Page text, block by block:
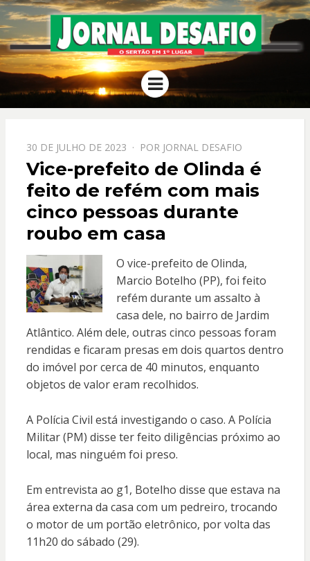
JORNAL
DESAFIO
O Sertão em 1º Lugar
Menu
PPOSTADO
EM
30 DE JULHO DE 2023 POR JORNAL DESAFIO
Vice-prefeito de Olinda é
feito de refém com mais
cinco pessoas durante
roubo em casa
O vice-prefeito de Olinda,
Marcio Botelho (PP), foi feito
refém durante um assalto à
casa dele, no bairro de Jardim
Atlântico. Além dele, outras cinco pessoas foram
rendidas e ficaram presas em dois quartos dentro
do imóvel por cerca de 40 minutos, enquanto
objetos de valor eram recolhidos.
A Polícia Civil está investigando o caso. A Polícia
Militar (PM) disse ter feito diligências próximo ao
local, mas ninguém foi preso.
Em entrevista ao g1, Botelho disse que estava na
área externa da casa com um pedreiro, trocando
o motor de um portão eletrônico, por volta das
11h20 do sábado (29).